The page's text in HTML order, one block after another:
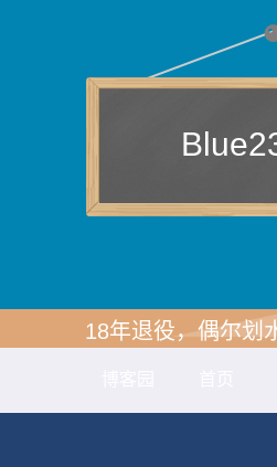
18年退役，偶尔划